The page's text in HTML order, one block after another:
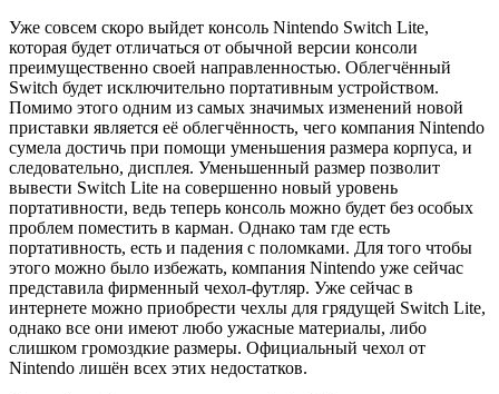
Уже совсем скоро выйдет консоль Nintendo Switch Lite,
которая будет отличаться от обычной версии консоли
преимущественно своей направленностью. Облегчённый
Switch будет исключительно портативным устройством.
Помимо этого одним из самых значимых изменений новой
приставки является её облегчённость, чего компания Nintendo
сумела достичь при помощи уменьшения размера корпуса, и
следовательно, дисплея. Уменьшенный размер позволит
вывести Switch Lite на совершенно новый уровень
портативности, ведь теперь консоль можно будет без особых
проблем поместить в карман. Однако там где есть
портативность, есть и падения с поломками. Для того чтобы
этого можно было избежать, компания Nintendo уже сейчас
представила фирменный чехол-футляр. Уже сейчас в
интернете можно приобрести чехлы для грядущей Switch Lite,
однако все они имеют любо ужасные материалы, либо
слишком громоздкие размеры. Официальный чехол от
Nintendo лишён всех этих недостатков.